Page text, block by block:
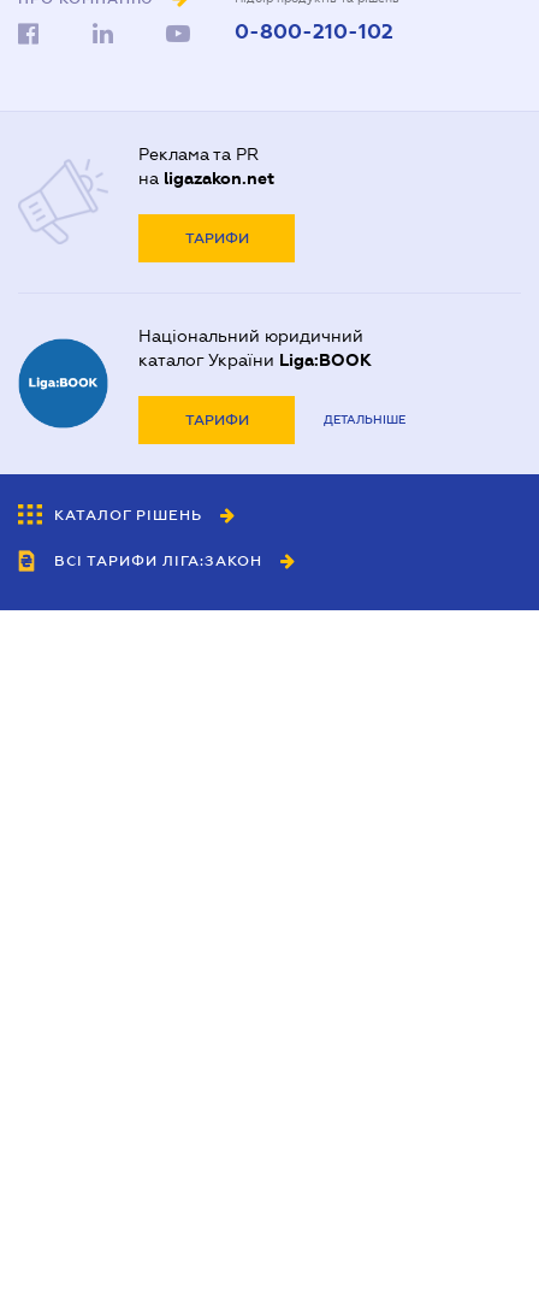
0-800-210-102
Реклама та PR
на ligazakon.net
ТАРИФИ
Національний юридичний
каталог України Liga:BOOK
ТАРИФИ ДЕТАЛЬНІШЕ
КАТАЛОГ РІШЕНЬ
ВСІ ТАРИФИ ЛІГА:ЗАКОН